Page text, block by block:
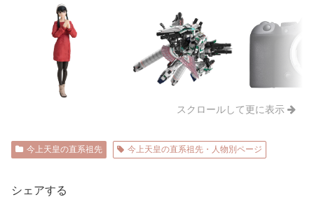
スクロールして更に表示
今上天皇の直系祖先 今上天皇の直系祖先・人物別ページ
シェアする